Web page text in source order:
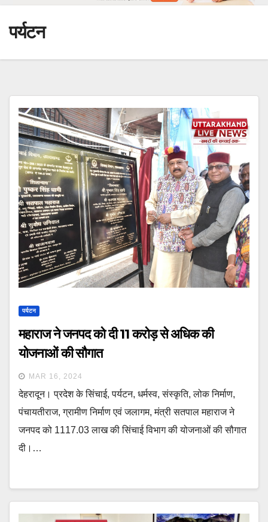
पर्यटन
पर्यटन
महाराज ने जनपद को दी 11 करोड़ से अधिक की
योजनाओं की सौगात
MAR 16, 2024
देहरादून। प्रदेश के सिंचाई, पर्यटन, धर्मस्व, संस्कृति, लोक निर्माण,
पंचायतीराज, ग्रामीण निर्माण एवं जलागम, मंत्री सतपाल महाराज ने
जनपद को 1117.03 लाख की सिंचाई विभाग की योजनाओं की सौगात
दी।…